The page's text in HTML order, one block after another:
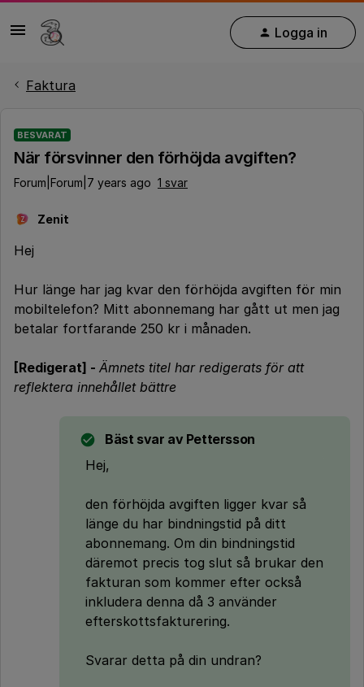
Logga in
Faktura
BESVARAT
När försvinner den förhöjda avgiften?
Forum|Forum|7 years ago 1 svar
Z Zenit
Hej
Hur länge har jag kvar den förhöjda avgiften för min
mobiltelefon? Mitt abonnemang har gått ut men jag
betalar fortfarande 250 kr i månaden.
[Redigerat] - Ämnets titel har redigerats för att
reflektera innehållet bättre
Bäst svar av Pettersson
Hej,
den förhöjda avgiften ligger kvar så
länge du har bindningstid på ditt
abonnemang. Om din bindningstid
däremot precis tog slut så brukar den
fakturan som kommer efter också
inkludera denna då 3 använder
efterskottsfakturering.
Svarar detta på din undran?